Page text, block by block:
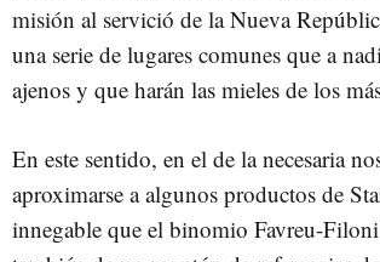
misión al servició de la Nueva
una serie de lugares comunes que a
ajenos y que harán las mieles de los
En este sentido, en el de la necesaria
aproximarse a algunos productos de
innegable que el binomio Favreu-